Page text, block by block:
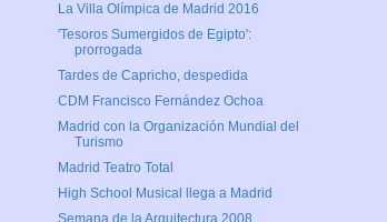
La Villa Olímpica de Madrid 2016
'Tesoros Sumergidos de Egipto':
prorrogada
Tardes de Capricho, despedida
CDM Francisco Fernández Ochoa
Madrid con la Organización Mundial del
Turismo
Madrid Teatro Total
High School Musical llega a Madrid